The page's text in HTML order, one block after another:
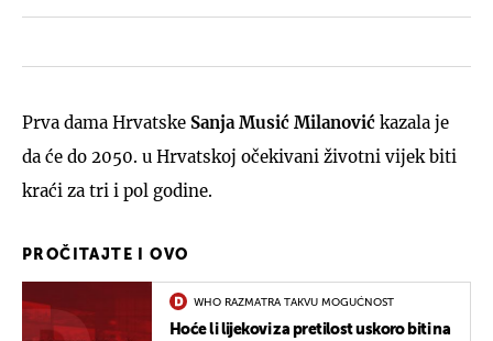
Prva dama Hrvatske Sanja Musić Milanović kazala je
da će do 2050. u Hrvatskoj očekivani životni vijek biti
kraći za tri i pol godine.
PROČITAJTE I OVO
WHO RAZMATRA TAKVU MOGUĆNOST
Hoće li lijekovi za pretilost uskoro biti na